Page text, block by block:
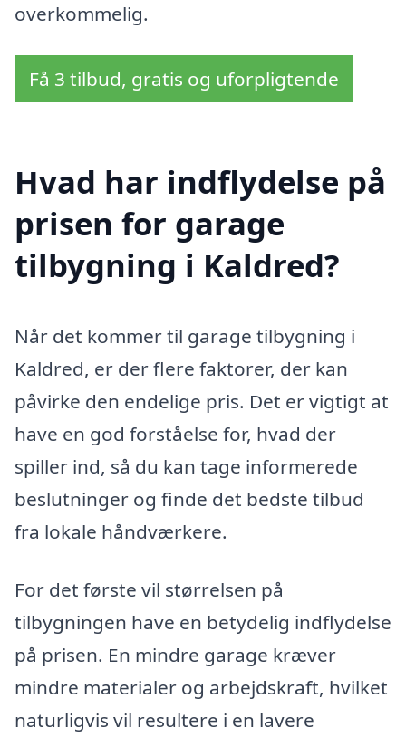
overkommelig.
Få 3 tilbud, gratis og uforpligtende
Hvad har indflydelse på
prisen for garage
tilbygning i Kaldred?
Når det kommer til garage tilbygning i
Kaldred, er der flere faktorer, der kan
påvirke den endelige pris. Det er vigtigt at
have en god forståelse for, hvad der
spiller ind, så du kan tage informerede
beslutninger og finde det bedste tilbud
fra lokale håndværkere.
For det første vil størrelsen på
tilbygningen have en betydelig indflydelse
på prisen. En mindre garage kræver
mindre materialer og arbejdskraft, hvilket
naturligvis vil resultere i en lavere